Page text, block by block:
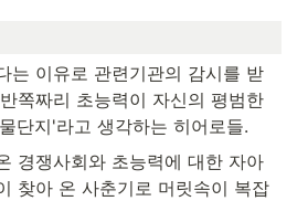
는 이유로 관련기관의 감시를 받
쪽짜리 초능력이 자신의 평범한
단지'라고 생각하는 히어로들.
경쟁사회와 초능력에 대한 자아
찾아 온 사춘기로 머릿속이 복잡